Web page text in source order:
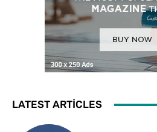
LATEST ARTICLES